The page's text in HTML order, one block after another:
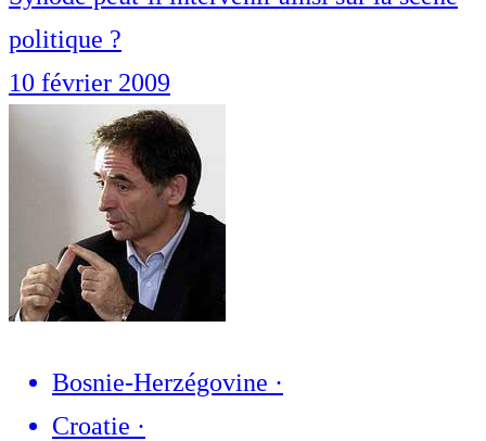
politique ?
10 février 2009
Bosnie-Herzégovine ·
Croatie ·